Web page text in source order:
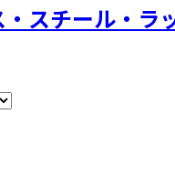
スチール・ラ